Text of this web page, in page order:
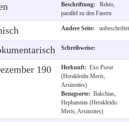
Beschriftung:
Rekto,
parallel zu den Fasern
Andere Seite: unbeschriftet
Schreibweise:
190
Herkunft: Exo Pseur
(Herakleidu Meris,
Arsinoites)
Bezugsorte: Bakchias,
Hephaistias (Herakleidu
Meris, Arsinoites)